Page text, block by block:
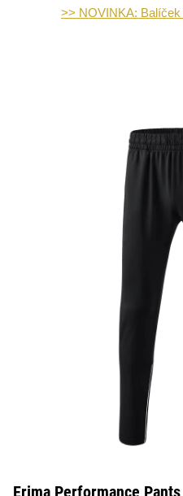
>> NOVINKA:
Erima Performance Pants